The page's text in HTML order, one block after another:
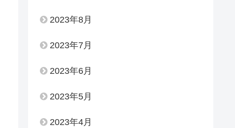
2023年8月
2023年7月
2023年6月
2023年5月
2023年4月